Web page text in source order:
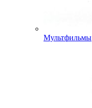
Мультфильмы